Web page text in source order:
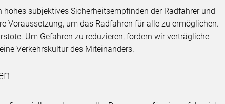
subjektives Sicherheitsempfinden der Radfahrer und
Voraussetzung, um das Radfahren für alle zu ermöglichen.
Um Gefahren zu reduzieren, fordern wir verträgliche
Verkehrskultur des Miteinanders.